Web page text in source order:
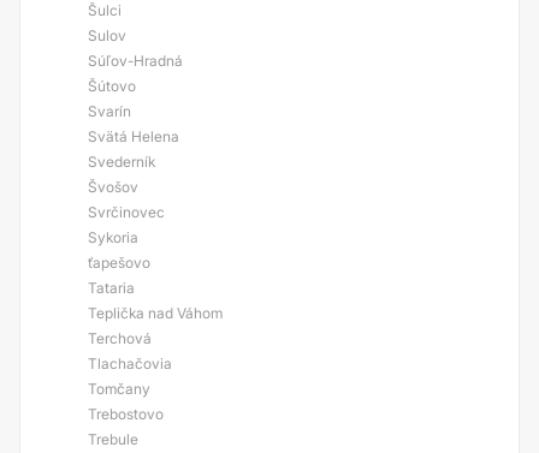
Šulci
Sulov
Súľov-Hradná
Šútovo
Svarín
Svätá Helena
Svederník
Švošov
Svrčinovec
Sykoria
ťapešovo
Tataria
Teplička nad Váhom
Terchová
Tlachačovia
Tomčany
Trebostovo
Trebule